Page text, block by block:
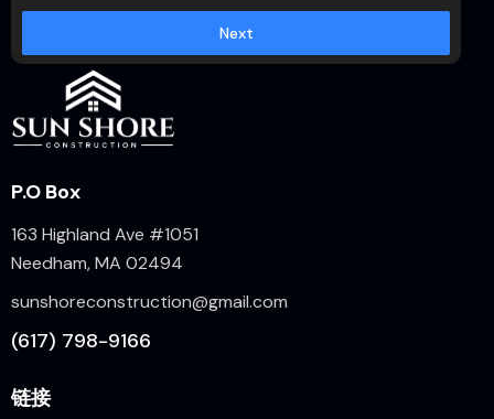
Next
P.O Box
163 Highland Ave #1051
Needham, MA 02494
sunshoreconstruction@gmail.com
(617) 798-9166
链接